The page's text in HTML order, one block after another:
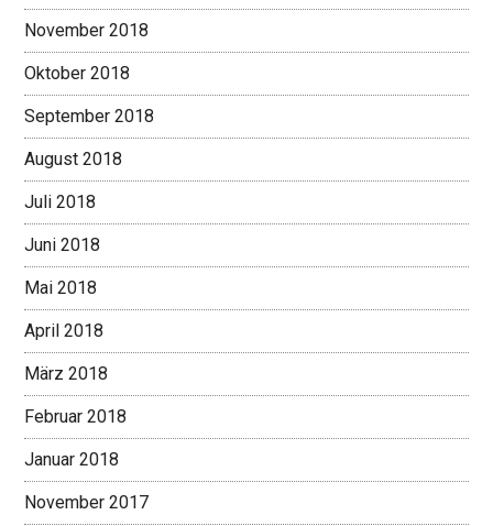
November 2018
Oktober 2018
September 2018
August 2018
Juli 2018
Juni 2018
Mai 2018
April 2018
März 2018
Februar 2018
Januar 2018
November 2017